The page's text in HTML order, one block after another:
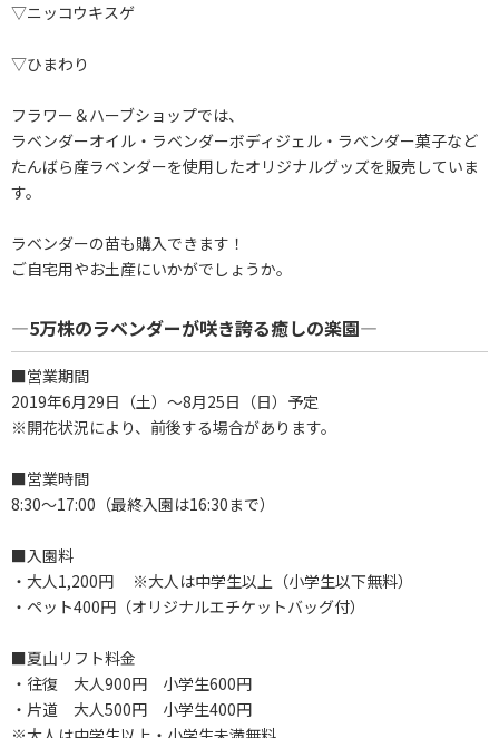
▽ニッコウキスゲ
▽ひまわり
フラワー＆ハーブショップでは、
ラベンダーオイル・ラベンダーボディジェル・ラベンダー菓子など
たんばら産ラベンダーを使用したオリジナルグッズを販売していま
す。
ラベンダーの苗も購入できます！
ご自宅用やお土産にいかがでしょうか。
―5万株のラベンダーが咲き誇る癒しの楽園―
■営業期間
2019年6月29日（土）～8月25日（日）予定
※開花状況により、前後する場合があります。
■営業時間
8:30～17:00（最終入園は16:30まで）
■入園料
・大人1,200円 ※大人は中学生以上（小学生以下無料）
・ペット400円（オリジナルエチケットバッグ付）
■夏山リフト料金
・往復 大人900円 小学生600円
・片道 大人500円 小学生400円